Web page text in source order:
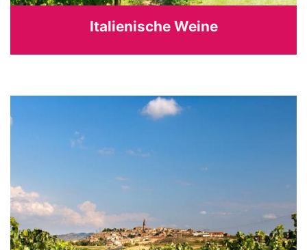
Italienische Weine